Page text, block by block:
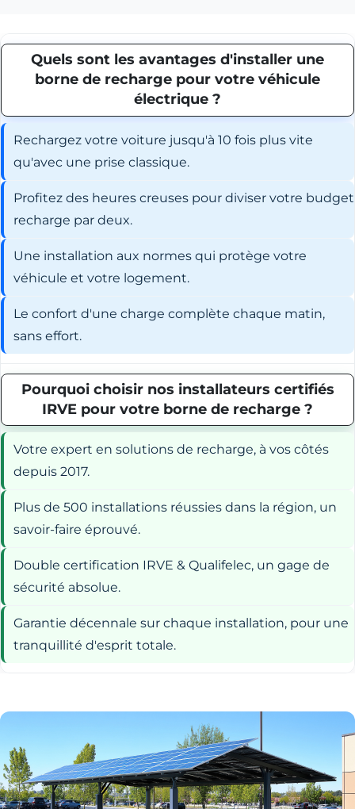
Quels sont les avantages d'installer une
borne de recharge pour votre véhicule
électrique ?
Rechargez votre voiture jusqu'à 10 fois plus vite
qu'avec une prise classique.
Profitez des heures creuses pour diviser votre budget
recharge par deux.
Une installation aux normes qui protège votre
véhicule et votre logement.
Le confort d'une charge complète chaque matin,
sans effort.
Pourquoi choisir nos installateurs certifiés
IRVE pour votre borne de recharge ?
Votre expert en solutions de recharge, à vos côtés
depuis 2017.
Plus de 500 installations réussies dans la région, un
savoir-faire éprouvé.
Double certification IRVE & Qualifelec, un gage de
sécurité absolue.
Garantie décennale sur chaque installation, pour une
tranquillité d'esprit totale.